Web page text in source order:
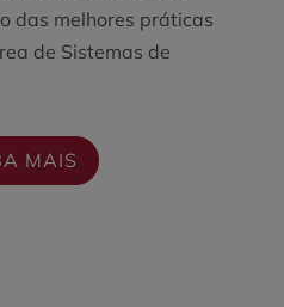
das melhores práticas
de Sistemas de
MAIS